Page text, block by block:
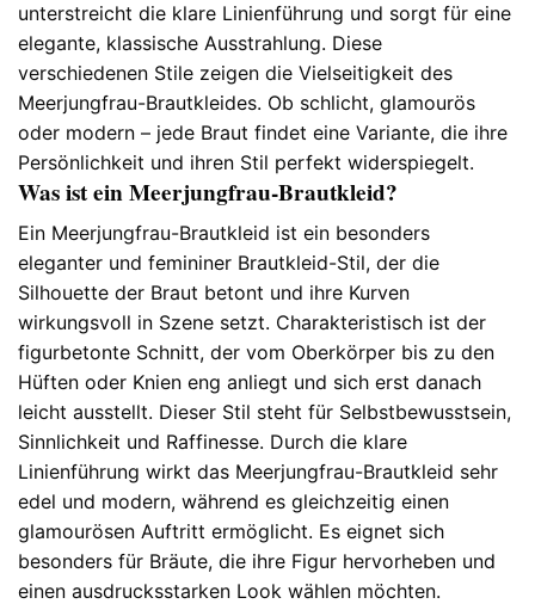
unterstreicht die klare Linienführung und sorgt für eine
elegante, klassische Ausstrahlung. Diese
verschiedenen Stile zeigen die Vielseitigkeit des
Meerjungfrau-Brautkleides. Ob schlicht, glamourös
oder modern – jede Braut findet eine Variante, die ihre
Persönlichkeit und ihren Stil perfekt widerspiegelt.
Was ist ein Meerjungfrau-Brautkleid?
Ein Meerjungfrau-Brautkleid ist ein besonders
eleganter und femininer Brautkleid-Stil, der die
Silhouette der Braut betont und ihre Kurven
wirkungsvoll in Szene setzt. Charakteristisch ist der
figurbetonte Schnitt, der vom Oberkörper bis zu den
Hüften oder Knien eng anliegt und sich erst danach
leicht ausstellt. Dieser Stil steht für Selbstbewusstsein,
Sinnlichkeit und Raffinesse. Durch die klare
Linienführung wirkt das Meerjungfrau-Brautkleid sehr
edel und modern, während es gleichzeitig einen
glamourösen Auftritt ermöglicht. Es eignet sich
besonders für Bräute, die ihre Figur hervorheben und
einen ausdrucksstarken Look wählen möchten.